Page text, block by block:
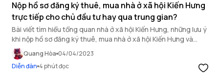
Nộp hồ sơ đăng ký thuê, mua nhà ở xã hội Kiến Hưng
trực tiếp cho chủ đầu tư hay qua trung gian?
Bài viết tìm hiểu tổng quan nhà ở xã hội Kiến Hưng, những lưu ý
khi nộp hồ sơ đăng ký thuê, mua nhà ở xã hội Kiến Hưng và
những hồ sơ này mang nộp trực tiếp cho chủ đầu tư hay qua
trung gian.
Quang Hòa 04/04/2023
Diễn đàn 4 phút đọc